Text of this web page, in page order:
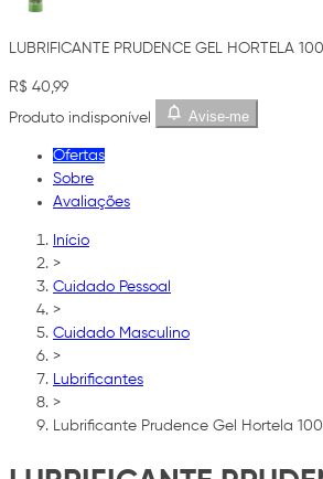
LUBRIFICANTE PRUDENCE GEL HORTELA
R$ 40,99
Produto indisponível
Avise-me
Ofertas
Sobre
Avaliações
Início
>
Cuidado Pessoal
>
Cuidado Masculino
>
Lubrificantes
>
Lubrificante Prudence Gel Hortela